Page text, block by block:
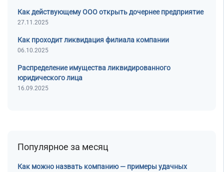
Как действующему ООО открыть дочернее предприятие
27.11.2025
Как проходит ликвидация филиала компании
06.10.2025
Распределение имущества ликвидированного
юридического лица
16.09.2025
Популярное за месяц
Как можно назвать компанию — примеры удачных